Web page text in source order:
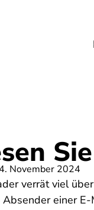
November 2024
verrät viel
Absender einer